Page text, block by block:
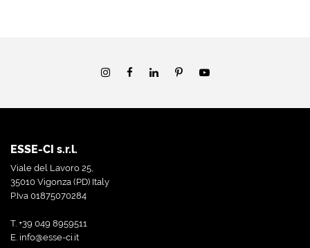
ESSE-CI s.r.l.
Viale del Lavoro 25,
35010 Vigonza (PD) Italy
P.Iva 01875070284
T. +39 049 8959511
E. info@esse-ci.it